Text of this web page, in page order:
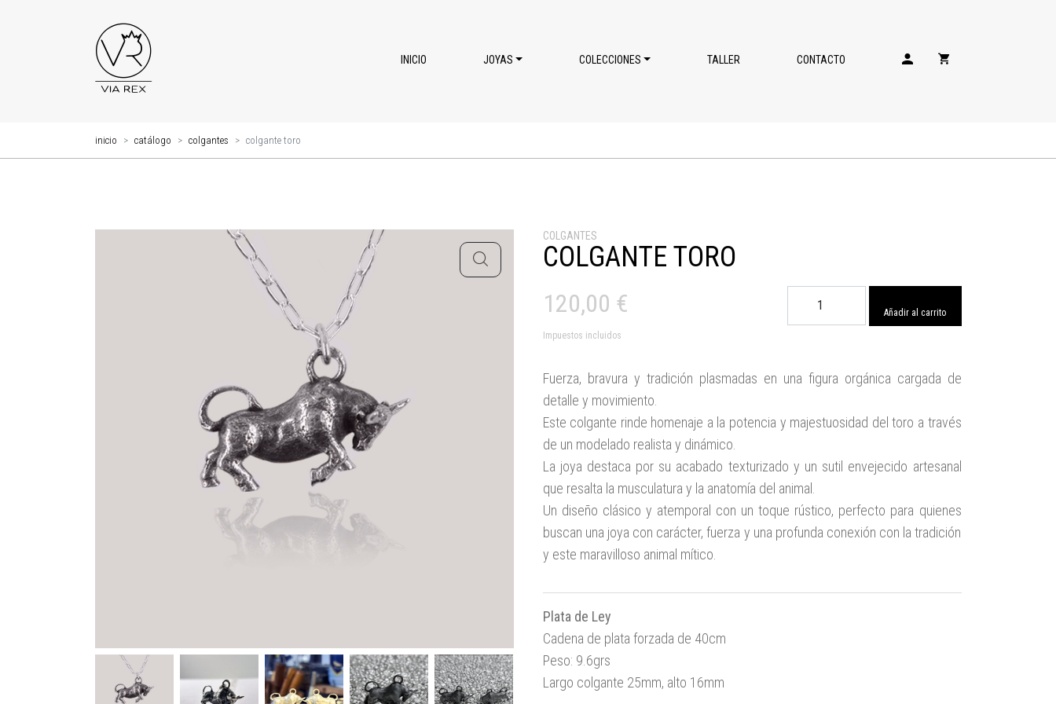
INICIO JOYAS COLECCIONES TALLER CONTACTO
inicio catálogo colgantes colgante toro
COLGANTES
COLGANTE TORO
120,00 €
Impuestos incluidos
cantidad
Añadir al carrito
Fuerza, bravura y tradición plasmadas en una figura orgánica cargada de
detalle y movimiento.
Este colgante rinde homenaje a la potencia y majestuosidad del toro a través
de un modelado realista y dinámico.
La joya destaca por su acabado texturizado y un sutil envejecido artesanal
que resalta la musculatura y la anatomía del animal.
Un diseño clásico y atemporal con un toque rústico, perfecto para quienes
buscan una joya con carácter, fuerza y una profunda conexión con la tradición
y este maravilloso animal mítico.
Plata de Ley
Cadena de plata forzada de 40cm
Peso: 9.6grs
Largo colgante 25mm, alto 16mm